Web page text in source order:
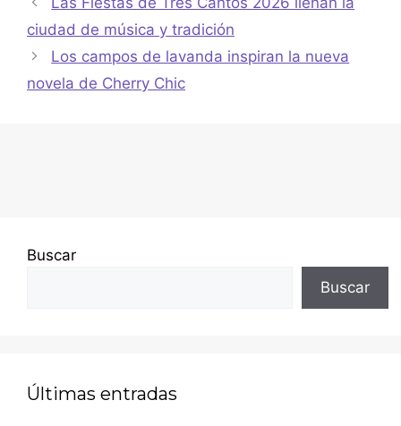
ciudad de música y tradición
Los campos de lavanda inspiran la nueva
novela de Cherry Chic
Buscar
Buscar
Últimas entradas